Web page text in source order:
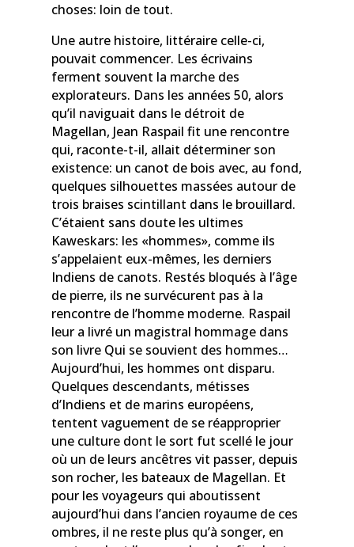
choses: loin de tout.
Une autre histoire, littéraire celle-ci,
pouvait commencer. Les écrivains
ferment souvent la marche des
explorateurs. Dans les années 50, alors
qu’il naviguait dans le détroit de
Magellan, Jean Raspail fit une rencontre
qui, raconte-t-il, allait déterminer son
existence: un canot de bois avec, au fond,
quelques silhouettes massées autour de
trois braises scintillant dans le brouillard.
C’étaient sans doute les ultimes
Kaweskars: les «hommes», comme ils
s’appelaient eux-mêmes, les derniers
Indiens de canots. Restés bloqués à l’âge
de pierre, ils ne survécurent pas à la
rencontre de l’homme moderne. Raspail
leur a livré un magistral hommage dans
son livre Qui se souvient des hommes…
Aujourd’hui, les hommes ont disparu.
Quelques descendants, métisses
d’Indiens et de marins européens,
tentent vaguement de se réapproprier
une culture dont le sort fut scellé le jour
où un de leurs ancêtres vit passer, depuis
son rocher, les bateaux de Magellan. Et
pour les voyageurs qui aboutissent
aujourd’hui dans l’ancien royaume de ces
ombres, il ne reste plus qu’à songer, en